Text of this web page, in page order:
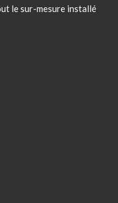
le sur-mesure installé